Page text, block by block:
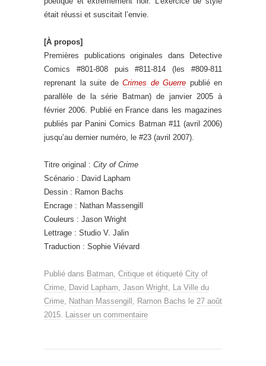
était réussi et suscitait l’envie.
[À propos]
Premières publications originales dans Detective
Comics #801-808 puis #811-814 (les #809-811
reprenant la suite de Crimes de Guerre publié en
parallèle de la série Batman) de janvier 2005 à
février 2006. Publié en France dans les magazines
publiés par Panini Comics Batman #11 (avril 2006)
jusqu’au dernier numéro, le #23 (avril 2007).
Titre original : City of Crime
Scénario : David Lapham
Dessin : Ramon Bachs
Encrage : Nathan Massengill
Couleurs : Jason Wright
Lettrage : Studio V. Jalin
Traduction : Sophie Viévard
Publié dans Batman, Critique et étiqueté City of
Crime, David Lapham, Jason Wright, La Ville du
Crime, Nathan Massengill , Ramon Bachs le 27 août
2015. Laisser un commentaire